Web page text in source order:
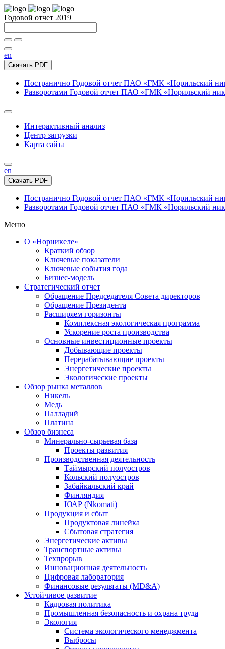
Годовой отчет 2019
en
Скачать PDF
Постранично Годовой отчет ПАО «ГМК «Норильский
Разворотами Годовой отчет ПАО «ГМК «Норильский
Интерактивный анализ
Центр загрузки
Карта сайта
en
Скачать PDF
Постранично Годовой отчет ПАО «ГМК «Норильский
Разворотами Годовой отчет ПАО «ГМК «Норильский
Меню
О «Норникеле»
Краткий обзор
Ключевые показатели
Ключевые события года
Бизнес-модель
Стратегический отчет
Обращение Председателя Совета директоров
Обращение Президента
Расширяем горизонты
Комплексная экологическая программа
Ускорение роста производства
Основные инвестиционные проекты
Добывающие проекты
Перерабатывающие проекты
Энергетические проекты
Экологические проекты
Обзор рынка металлов
Никель
Медь
Палладий
Платина
Обзор бизнеса
Минерально-сырьевая база
Проекты развития
Производственная деятельность
Таймырский полуостров
Кольский полуостров
Забайкальский край
Финляндия
ЮАР (Nkomati)
Продукция и сбыт
Продуктовая линейка
Сбытовая стратегия
Энергетические активы
Транспортные активы
Техпрорыв
Инновационная деятельность
Цифровая лаборатория
Финансовые результаты (MD&A)
Устойчивое развитие
Кадровая политика
Промышленная безопасность и охрана труда
Экология
Система экологического менеджмента
Выбросы